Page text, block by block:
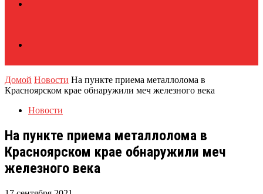
Домой Новости На пункте приема металлолома в
Красноярском крае обнаружили меч железного века
Новости
На пункте приема металлолома в
Красноярском крае обнаружили меч
железного века